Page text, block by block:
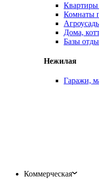
Квартиры
Комнаты
Дома,
Базы
Нежилая
Гаражи,
Коммерческая